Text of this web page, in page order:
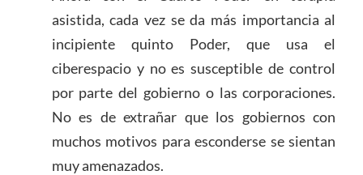
asistida, cada vez se da más importancia al
incipiente quinto Poder, que usa el
ciberespacio y no es susceptible de control
por parte del gobierno o las corporaciones.
No es de extrañar que los gobiernos con
muchos motivos para esconderse se sientan
muy amenazados.